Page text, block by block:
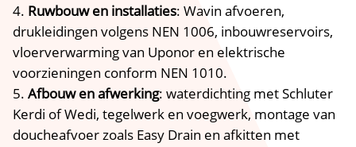
Ruwbouw en installaties: Wavin afvoeren,
drukleidingen volgens NEN 1006, inbouwreservoirs,
vloerverwarming van Uponor en elektrische
voorzieningen conform NEN 1010.
Afbouw en afwerking: waterdichting met Schluter
Kerdi of Wedi, tegelwerk en voegwerk, montage van
doucheafvoer zoals Easy Drain en afkitten met